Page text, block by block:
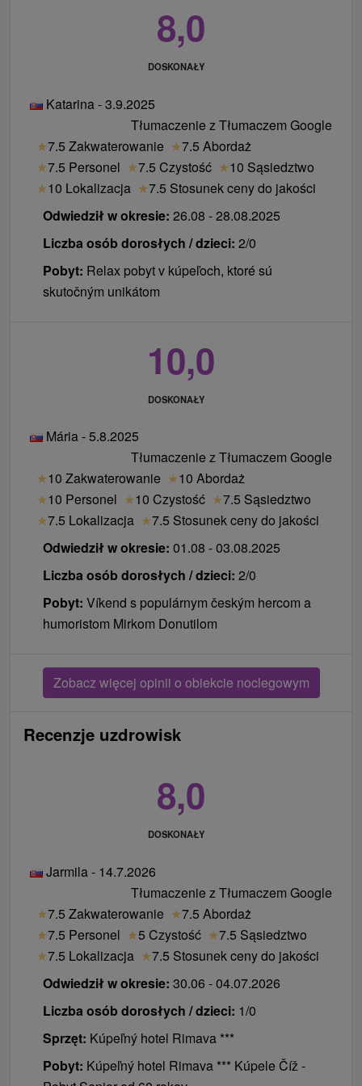
8,0
DOSKONAŁY
Katarina - 3.9.2025
Tłumaczenie z Tłumaczem Google
★7.5 Zakwaterowanie ★7.5 Abordaż
★7.5 Personel ★7.5 Czystość ★10 Sąsiedztwo
★10 Lokalizacja ★7.5 Stosunek ceny do jakości
Odwiedził w okresie: 26.08 - 28.08.2025
Liczba osób dorosłych / dzieci: 2/0
Pobyt: Relax pobyt v kúpeľoch, ktoré sú
skutočným unikátom
10,0
DOSKONAŁY
Mária - 5.8.2025
Tłumaczenie z Tłumaczem Google
★10 Zakwaterowanie ★10 Abordaż
★10 Personel ★10 Czystość ★7.5 Sąsiedztwo
★7.5 Lokalizacja ★7.5 Stosunek ceny do jakości
Odwiedził w okresie: 01.08 - 03.08.2025
Liczba osób dorosłych / dzieci: 2/0
Pobyt: Víkend s populárnym českým hercom a
humoristom Mirkom Donutilom
Zobacz więcej opinii o obiekcie noclegowym
Recenzje uzdrowisk
8,0
DOSKONAŁY
Jarmila - 14.7.2026
Tłumaczenie z Tłumaczem Google
★7.5 Zakwaterowanie ★7.5 Abordaż
★7.5 Personel ★5 Czystość ★7.5 Sąsiedztwo
★7.5 Lokalizacja ★7.5 Stosunek ceny do jakości
Odwiedził w okresie: 30.06 - 04.07.2026
Liczba osób dorosłych / dzieci: 1/0
Sprzęt: Kúpeľný hotel Rimava ***
Pobyt: Kúpeľný hotel Rimava *** Kúpele Číž -